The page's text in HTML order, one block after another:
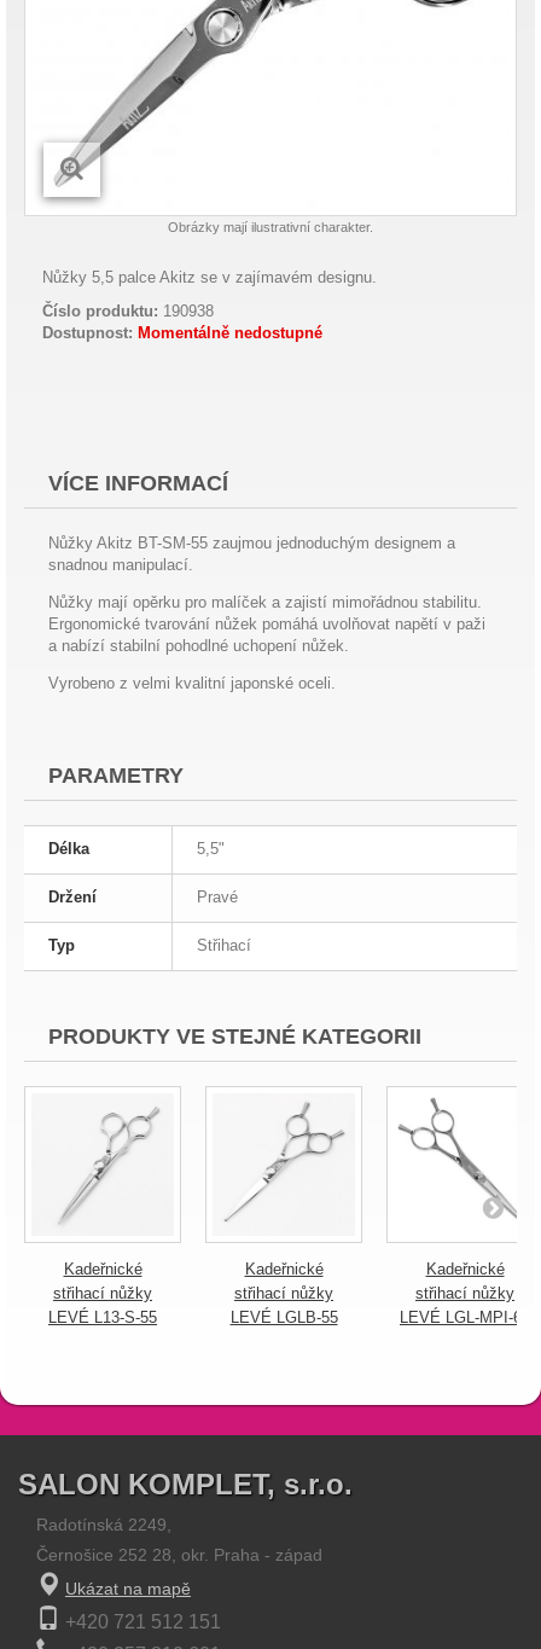
Obrázky mají ilustrativní charakter.
Nůžky 5,5 palce Akitz se v zajímavém designu.
Číslo produktu: 190938
Dostupnost: Momentálně nedostupné
VÍCE INFORMACÍ
Nůžky Akitz BT-SM-55 zaujmou jednoduchým designem a
snadnou manipulací.
Nůžky mají opěrku pro malíček a zajistí mimořádnou stabilitu.
Ergonomické tvarování nůžek pomáhá uvolňovat napětí v paži
a nabízí stabilní pohodlné uchopení nůžek.
Vyrobeno z velmi kvalitní japonské oceli.
PARAMETRY
Délka 5,5"
Držení Pravé
Typ Střihací
PRODUKTY VE STEJNÉ KATEGORII
Kadeřnické
střihací nůžky
LEVÉ L13-S-55
Kadeřnické
střihací nůžky
LEVÉ LGLB-55
Kadeřnické
střihací nůžky
LEVÉ LGL-MPI-60
SALON KOMPLET, s.r.o.
Radotínská 2249,
Černošice 252 28, okr. Praha - západ
Ukázat na mapě
+420 721 512 151